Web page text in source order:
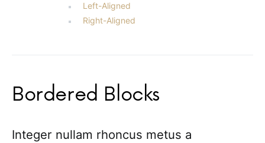
Left-Aligned
Right-Aligned
Bordered Blocks
Integer nullam rhoncus metus a